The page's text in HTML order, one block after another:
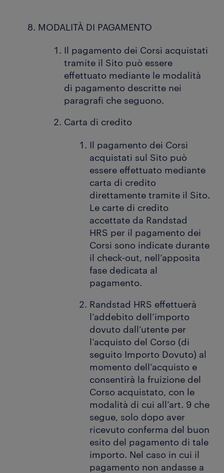
MODALITÀ DI PAGAMENTO
Il pagamento dei Corsi acquistati
tramite il Sito può essere
effettuato mediante le modalità
di pagamento descritte nei
paragrafi che seguono.
Carta di credito
Il pagamento dei Corsi
acquistati sul Sito può
essere effettuato mediante
carta di credito
direttamente tramite il Sito.
Le carte di credito
accettate da Randstad
HRS per il pagamento dei
Corsi sono indicate durante
il check-out, nell’apposita
fase dedicata al
pagamento.
Randstad HRS effettuerà
l’addebito dell’importo
dovuto dall’utente per
l’acquisto del Corso (di
seguito Importo Dovuto) al
momento dell’acquisto e
consentirà la fruizione del
Corso acquistato, con le
modalità di cui all’art. 9 che
segue, solo dopo aver
ricevuto conferma del buon
esito del pagamento di tale
importo. Nel caso in cui il
pagamento non andasse a